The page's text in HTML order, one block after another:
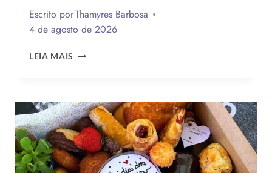
Escrito porThamyres Barbosa
4 de agosto de 2026
LEIA MAIS QUAL
PARA
O
DIA
DOS
PAIS?
VEJA